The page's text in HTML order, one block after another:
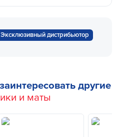
Эксклюзивный дистрибьютор
другие
и маты